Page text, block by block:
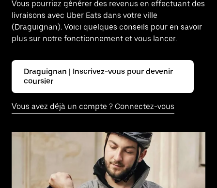
Vous pourriez générer des revenus en effectuant des
livraisons avec Uber Eats dans votre ville
(Draguignan). Voici quelques conseils pour en savoir
plus sur notre fonctionnement et vous lancer.
Draguignan | Inscrivez-vous pour devenir
coursier
Vous avez déjà un compte ? Connectez-vous